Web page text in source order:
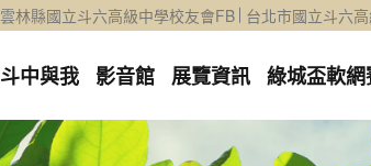
雲林縣國立斗六高級中學校友會FB 台北市國立斗六
斗中與我 影音館 展覽資訊 綠城盃軟網